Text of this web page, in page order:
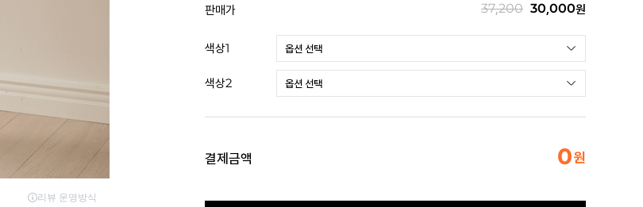
판매가 37,200 30,000원
색상1
색상2
결제금액 0원